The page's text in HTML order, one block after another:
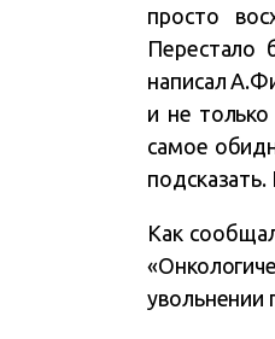
просто
Перестало
написал
и не
самое
Как
увольнении